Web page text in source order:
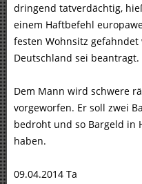
dringend tatverdächtig,
einem Haftbefehl
festen Wohnsitz
Deutschland sei beantragt.
Dem Mann wird schwere
vorgeworfen. Er soll zwei
bedroht und so Bargeld in
haben.
09.04.2014 Ta